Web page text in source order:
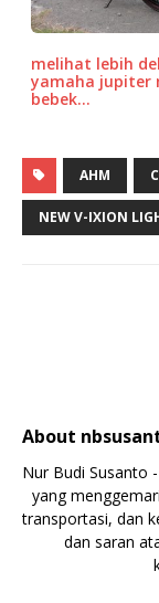
melihat lebih
yamaha jupiter
bebek…
AHM
NEW V-IXION
About
Nur Budi Susanto -
yang
transportasi, dan
dan saran